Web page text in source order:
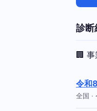
診断
🏢
令和
全国 ·